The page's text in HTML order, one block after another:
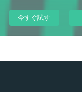
今すぐ試す